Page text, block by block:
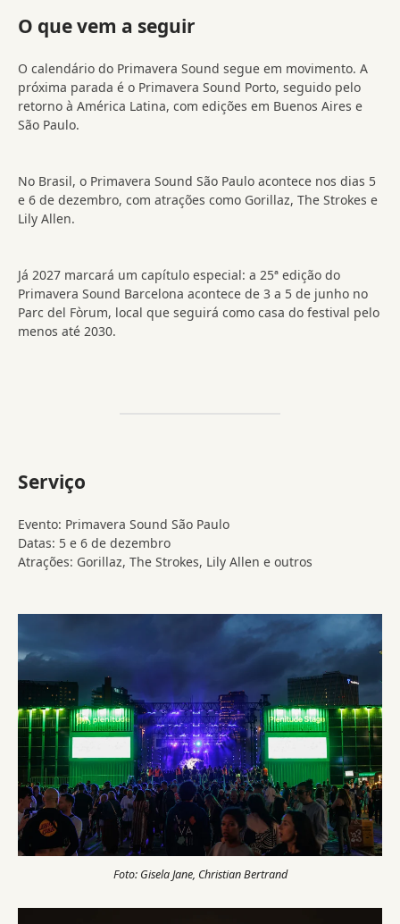
O que vem a seguir
O calendário do Primavera Sound segue em movimento. A
próxima parada é o Primavera Sound Porto, seguido pelo
retorno à América Latina, com edições em Buenos Aires e
São Paulo.
No Brasil, o Primavera Sound São Paulo acontece nos dias 5
e 6 de dezembro, com atrações como Gorillaz, The Strokes e
Lily Allen.
Já 2027 marcará um capítulo especial: a 25ª edição do
Primavera Sound Barcelona acontece de 3 a 5 de junho no
Parc del Fòrum, local que seguirá como casa do festival pelo
menos até 2030.
Serviço
Evento: Primavera Sound São Paulo
Datas: 5 e 6 de dezembro
Atrações: Gorillaz, The Strokes, Lily Allen e outros
Foto: Gisela Jane, Christian Bertrand